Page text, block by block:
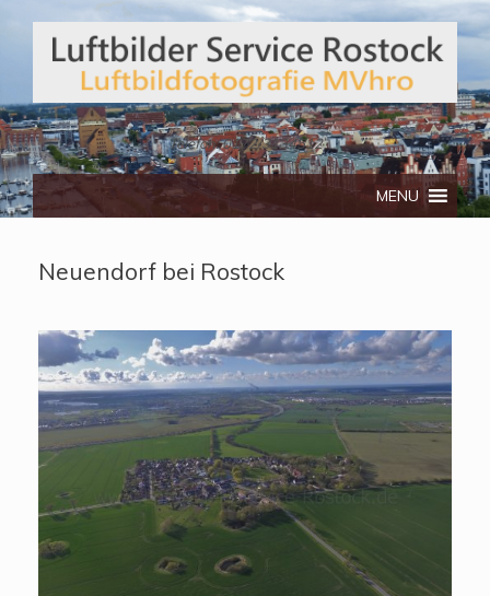
Telefon: 0172/3134512
MENU
Neuendorf bei Rostock